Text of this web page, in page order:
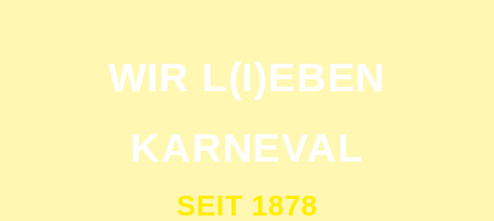
WIR L(I)EBEN
KARNEVAL
SEIT 1878